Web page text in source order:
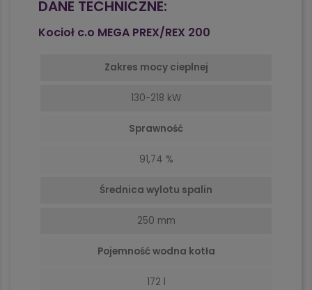
DANE TECHNICZNE:
Kocioł c.o MEGA PREX/REX 200
Zakres mocy cieplnej
130-218 kW
Sprawność
91,74 %
Średnica wylotu spalin
250 mm
Pojemność wodna kotła
172 l